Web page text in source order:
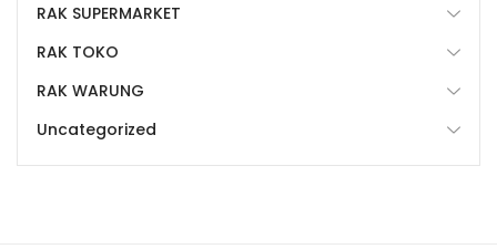
RAK SUPERMARKET
RAK TOKO
RAK WARUNG
Uncategorized